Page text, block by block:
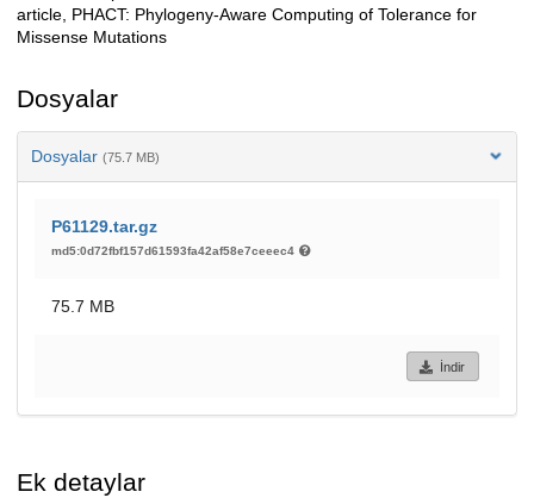
article, PHACT: Phylogeny-Aware Computing of Tolerance for
Missense Mutations
Dosyalar
Dosyalar (75.7 MB)
P61129.tar.gz
md5:0d72fbf157d61593fa42af58e7ceeec4
75.7 MB
İndir
Ek detaylar